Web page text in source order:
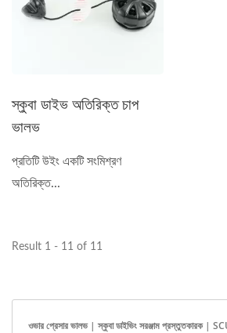
স্কুবা ডাইভ অতিরিক্ত চাপ
ভালভ
প্রতিটি উইং একটি সংমিশ্রণ
অতিরিক্ত...
Result 1 - 11 of 11
ওভার প্রেসার ভালভ | স্কুবা ডাইভিং সরঞ্জাম প্রস্তুতকারক |